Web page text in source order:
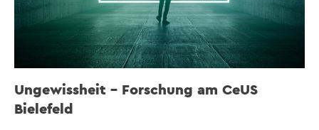
Ungewissheit – Forschung am CeUS
Bielefeld